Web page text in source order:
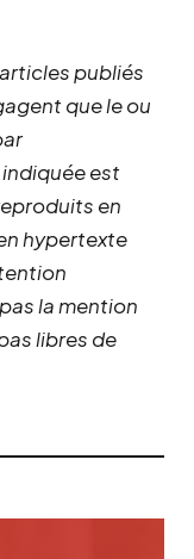
publiés
que le ou
est
en
hypertexte
la mention
libres de